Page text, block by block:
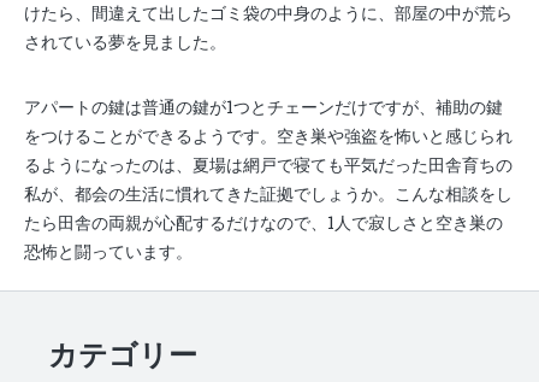
けたら、間違えて出したゴミ袋の中身のように、部屋の中が荒ら
されている夢を見ました。
アパートの鍵は普通の鍵が1つとチェーンだけですが、補助の鍵
をつけることができるようです。空き巣や強盗を怖いと感じられ
るようになったのは、夏場は網戸で寝ても平気だった田舎育ちの
私が、都会の生活に慣れてきた証拠でしょうか。こんな相談をし
たら田舎の両親が心配するだけなので、1人で寂しさと空き巣の
恐怖と闘っています。
カテゴリー